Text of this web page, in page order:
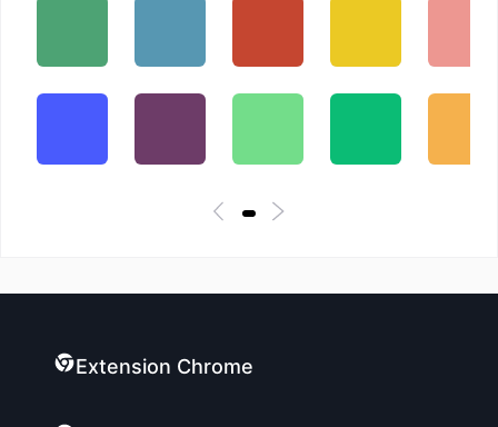
Extension Chrome